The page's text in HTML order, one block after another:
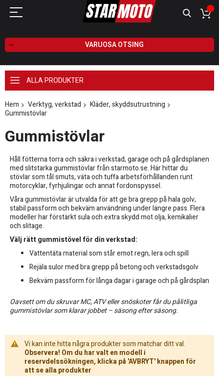
VARUOSA OTSING
ALLA PRODUKTER
Hem Verktyg, verkstad
Kläder, skyddsutrustning
Gummistövlar
Gummistövlar
Håll fötterna torra och säkra i verkstad, garage och på gårdsplanen
med slitstarka gummistövlar från starmoto.se. Här hittar du
stövlar som tål smuts, väta och tuffa arbetsförhållanden runt
motorcyklar, fyrhjulingar och annat fordonspyssel.
Våra gummistövlar är utvalda för att ge bra grepp på hala golv,
stabil passform och bekväm användning under längre pass. Flera
modeller har förstärkt sula och extra skydd mot olja, kemikalier
och slitage.
Välj rätt gummistövel för din verkstad:
Vattentäta material som står emot regn, lera och spill
Rejäla sulor med bra grepp på betong och verkstadsgolv
Bekväm passform för långa dagar i garage och på gårdsplan
Oavsett om du skruvar MC, ATV eller snöskoter får du pålitliga
gummistövlar som klarar jobbet – säsong efter säsong.
Vi kan inte hitta några produkter som matchar ditt val.
Observera! Om du har valt en modell i
reservdelssökningen, klicka på 'AVBRYT' knappen för
att se alla produkter